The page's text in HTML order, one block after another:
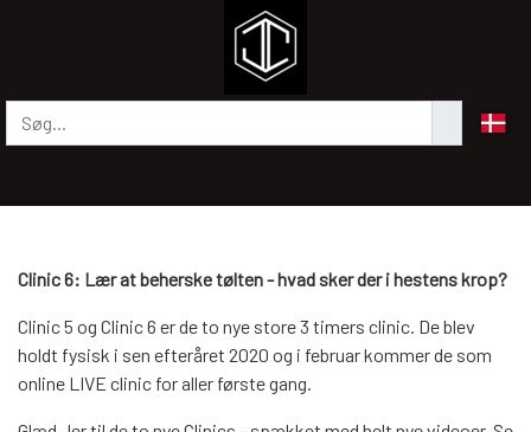
Clinic 6: Lær at beherske tølten - hvad sker der i hestens krop?
Clinic 5 og Clinic 6 er de to nye store 3 timers clinic. De blev
holdt fysisk i sen efteråret 2020 og i februar kommer de som
online LIVE clinic for aller første gang.